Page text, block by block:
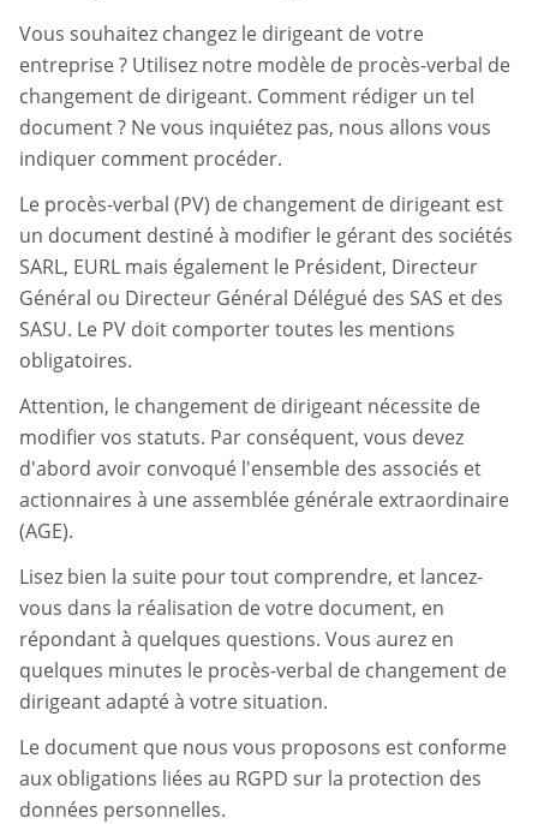
Vous souhaitez changez le dirigeant de votre
entreprise ? Utilisez notre modèle de procès-verbal de
changement de dirigeant. Comment rédiger un tel
document ? Ne vous inquiétez pas, nous allons vous
indiquer comment procéder.
Le procès-verbal (PV) de changement de dirigeant est
un document destiné à modifier le gérant des sociétés
SARL, EURL mais également le Président, Directeur
Général ou Directeur Général Délégué des SAS et des
SASU. Le PV doit comporter toutes les mentions
obligatoires.
Attention, le changement de dirigeant nécessite de
modifier vos statuts. Par conséquent, vous devez
d'abord avoir convoqué l'ensemble des associés et
actionnaires à une assemblée générale extraordinaire
(AGE).
Lisez bien la suite pour tout comprendre, et lancez-
vous dans la réalisation de votre document, en
répondant à quelques questions. Vous aurez en
quelques minutes le procès-verbal de changement de
dirigeant adapté à votre situation.
Le document que nous vous proposons est conforme
aux obligations liées au RGPD sur la protection des
données personnelles.